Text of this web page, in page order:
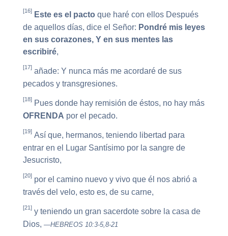
[16] Este es el pactoque haré con ellos Después
de aquellos días, dice el Señor: Pondré mis leyes
en sus corazones, Y en sus mentes las
escribiré,
[17] añade: Y nunca más me acordaré de sus
pecados y transgresiones.
[18] Pues donde hay remisión de éstos, no hay más
OFRENDA por el pecado.
[19] Así que, hermanos, teniendo libertad para
entrar en el Lugar Santísimo por la sangre de
Jesucristo,
[20] por el camino nuevo y vivo que él nos abrió a
través del velo, esto es, de su carne,
[21] y teniendo un gran sacerdote sobre la casa de
Dios, —HEBREOS 10:3-5,8-21